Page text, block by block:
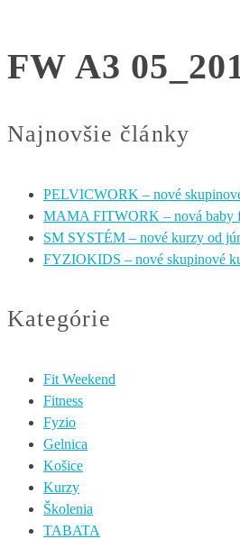
FW A3
Najnovšie články
PELVICWORK – nové
MAMA FITWORK – nová baby
SM SYSTÉM – nové kurzy od
FYZIOKIDS – nové skupinové
Kategórie
Fit Weekend
Fitness
Fyzio
Gelnica
Košice
Kurzy
Školenia
TABATA